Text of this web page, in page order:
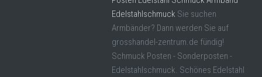
Edelstahlschmuck Sie suchen
Armbänder? Dann werden Sie auf
grosshandel-zentrum.de fündig!
Schmuck Posten - Sonderposten -
Edelstahlschmuck. Schönes Edelstahl